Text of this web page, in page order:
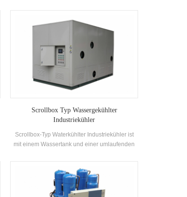
Häusern und kleinen Büros weit verbreitet ist.
Kabinett-Klimaanlagen haben die Vorteile von
hoher Leistung und starker Windkraft. Das Gerät
verfügt über 8 Standard-Spezifikationen und
Kühlwassereinlasstemperatur. Reichweite 21-35
°C. Marke: Hstars KühlungKapazität RANGE:
25.7kw ~ 147.7kw Anwendungen: Fabrik,
Restaurant, Einkaufszentrum, Büro und andere
Klimaanlage Systeme.
Scrollbox Typ Wassergekühlter
Industriekühler
Scrollbox-Typ Waterkühlter Industriekühler ist
mit einem Wassertank und einer umlaufenden
bekannten Markenkompressoren und
elektronischen Steuerelementen ausgestattet.
Es ist mit Hocheffizienz Muschel- und Tube
Kondensatoren und Verdampfer.